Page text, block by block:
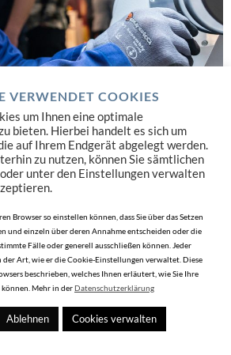
mit dem besten Equipment aus
VERWENDET COOKIES
um Ihnen eine optimale
bieten. Hierbei handelt es sich um
auf Ihrem Endgerät abgelegt werden.
zu nutzen, können Sie sämtlichen
unter den Einstellungen verwalten
Browser so einstellen können, dass Sie über das Setzen
und einzeln über deren Annahme entscheiden oder die
Fälle oder generell ausschließen können. Jeder
Art, wie er die Cookie-Einstellungen verwaltet. Diese
beschrieben, welches Ihnen erläutert, wie Sie Ihre
Mehr in derDatenschutzerklärung
Ablehnen Cookies verwalten